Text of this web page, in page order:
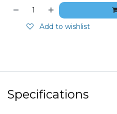
Add to wishlist
Specifications